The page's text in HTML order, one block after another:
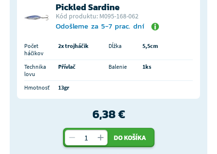
Pickled Sardine
Kód produktu: M095-168-062
Odošleme za 5-7 prac. dní
Počet
háčikov
2x trojháčik Dĺžka 5,5cm
Technika
lovu
Přívlač Balenie 1ks
Hmotnosť 13gr
6,38 €
DO KOŠÍKA